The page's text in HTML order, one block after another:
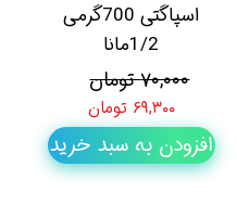
اسپاگتی 700گرمی
1/2مانا
۷۰,۰۰۰ تومان
۶۹,۳۰۰ تومان
افزودن به سبد خرید